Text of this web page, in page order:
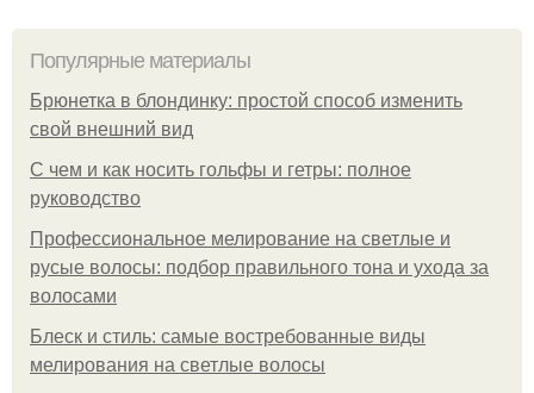
Популярные материалы
Брюнетка в блондинку: простой способ изменить
свой внешний вид
С чем и как носить гольфы и гетры: полное
руководство
Профессиональное мелирование на светлые и
русые волосы: подбор правильного тона и ухода за
волосами
Блеск и стиль: самые востребованные виды
мелирования на светлые волосы